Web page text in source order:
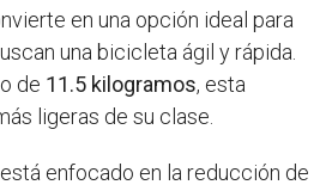
en una opción ideal para
una bicicleta ágil y rápida.
de 11.5 kilogramos, esta
ligeras de su clase.
enfocado en la reducción de